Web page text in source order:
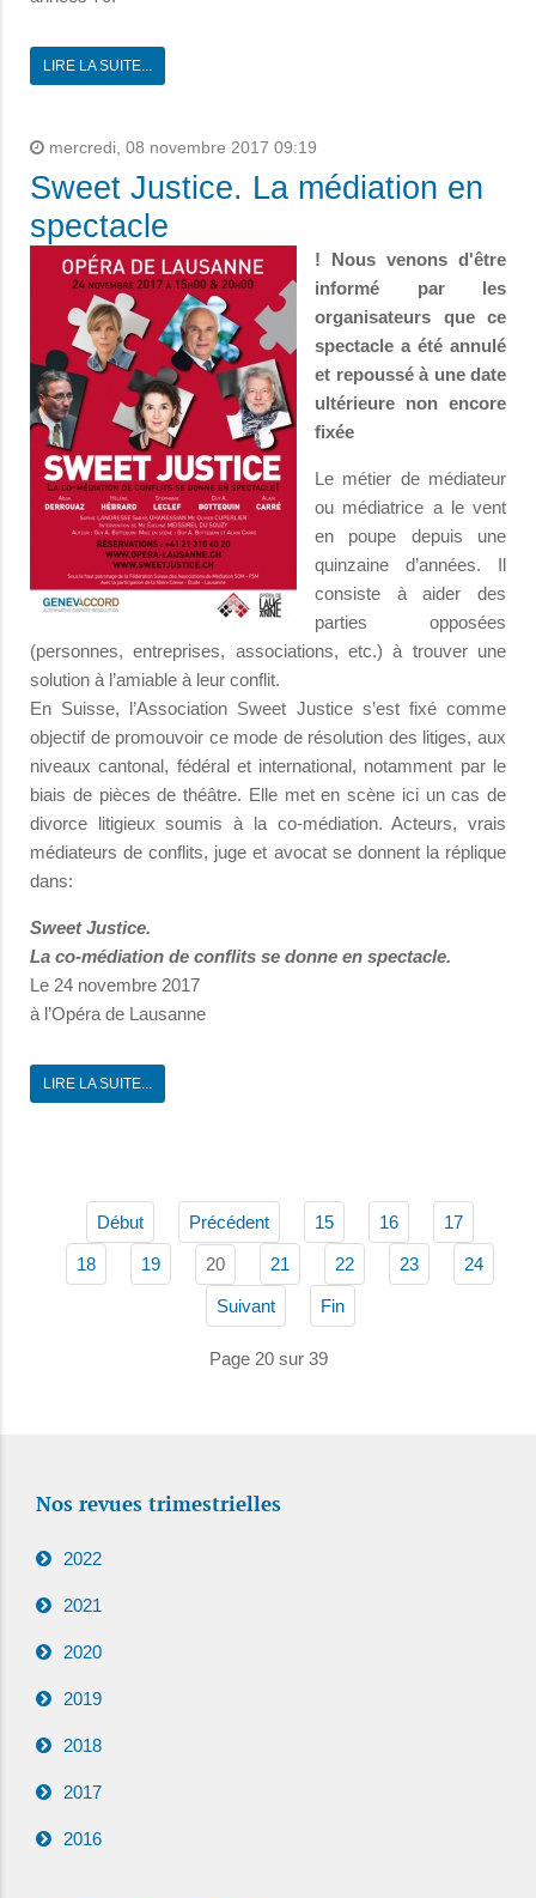
LIRE LA SUITE...
mercredi, 08 novembre 2017 09:19
Sweet Justice. La médiation en
spectacle
! Nous venons d'être
informé par les
organisateurs que ce
spectacle a été annulé
et repoussé à une date
ultérieure non encore
fixée
Le métier de médiateur
ou médiatrice a le vent
en poupe depuis une
quinzaine d’années. Il
consiste à aider des
parties opposées
(personnes, entreprises, associations, etc.) à trouver une
solution à l’amiable à leur conflit.
En Suisse, l’Association Sweet Justice s’est fixé comme
objectif de promouvoir ce mode de résolution des litiges, aux
niveaux cantonal, fédéral et international, notamment par le
biais de pièces de théâtre. Elle met en scène ici un cas de
divorce litigieux soumis à la co-médiation. Acteurs, vrais
médiateurs de conflits, juge et avocat se donnent la réplique
dans:
Sweet Justice.
La co-médiation de conflits se donne en spectacle.
Le 24 novembre 2017
à l’Opéra de Lausanne
LIRE LA SUITE...
Début Précédent 15 16 17
18 19 20 21 22 23 24
Suivant Fin
Page 20 sur 39
Nos revues trimestrielles
2022
2021
2020
2019
2018
2017
2016